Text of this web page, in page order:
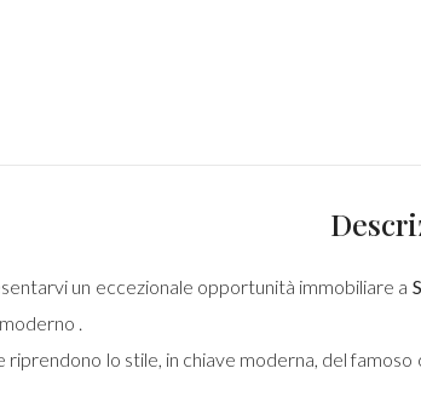
un eccezionale opportunità immobiliare a
.
lo stile, in chiave moderna, del